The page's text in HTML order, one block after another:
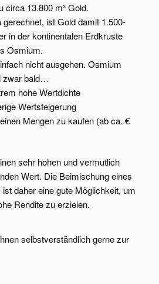
circa 13.800 m³ Gold.
gerechnet, ist Gold damit 1.500-
in der kontinentalen Erdkruste
Osmium.
nicht ausgehen. Osmium
zwar bald…
hohe Wertdichte
Wertsteigerung
Mengen zu kaufen (ab ca. €
sehr hohen und vermutlich
Wert. Die Beimischung eines
daher eine gute Möglichkeit, um
Rendite zu erzielen.
selbstverständlich gerne zur